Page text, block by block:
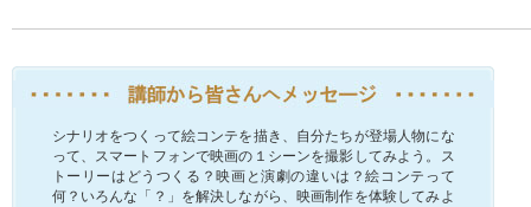
シナリオをつくって絵コンテを描き、自分たちが登場人物にな
って、スマートフォンで映画の１シーンを撮影してみよう。ス
トーリーはどうつくる？映画と演劇の違いは？絵コンテって
何？いろんな「？」を解決しながら、映画制作を体験してみよ